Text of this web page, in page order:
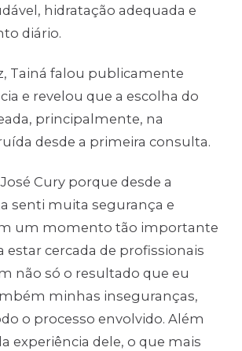
hidratação adequada e
diário.
Tainá falou publicamente
e revelou que a escolha do
principalmente, na
desde a primeira consulta.
Cury porque desde a
senti muita segurança e
um momento tão importante
estar cercada de profissionais
não só o resultado que eu
minhas inseguranças,
o processo envolvido. Além
experiência dele, o que mais